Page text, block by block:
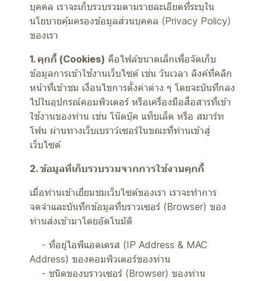
บุคคล เราจะเก็บรวบรวมตามรายละเอียดที่ระบุใน
นโยบายคุ้มครองข้อมูลส่วนบุคคล (Privacy Policy)
ของเรา
1. คุกกี้ (Cookies) คือไฟล์ขนาดเล็กเพื่อจัดเก็บ
ข้อมูลการเข้าใช้งานเว็บไซต์ เช่น วันเวลา ลิงค์ที่คลิก
หน้าที่เข้าชม เงื่อนไขการตั้งค่าต่าง ๆ โดยจะบันทึกลง
ไปในอุปกรณ์คอมพิวเตอร์ หรือเครื่องมือสื่อสารที่เข้า
ใช้งานของท่าน เช่น โน๊ตบุ๊ค แท็บเล็ต หรือ สมาร์ท
โฟน ผ่านทางเว็บเบราว์เซอร์ในขณะที่ท่านเข้าสู่
เว็บไซต์
2. ข้อมูลที่เก็บรวบรวมจากการใช้งานคุกกี้
เมื่อท่านเข้าเยี่ยมชมเว็บไซต์ของเรา เราจะทำการ
จดจำและบันทึกข้อมูลที่บราวเซอร์ (Browser) ของ
ท่านส่งเข้ามาโดยอัตโนมัติ
- ที่อยู่ไอพีแอดเดรส (IP Address & MAC
Address) ของคอมพิวเตอร์ของท่าน
- ชนิดของบราวเซอร์ (Browser) ของท่าน